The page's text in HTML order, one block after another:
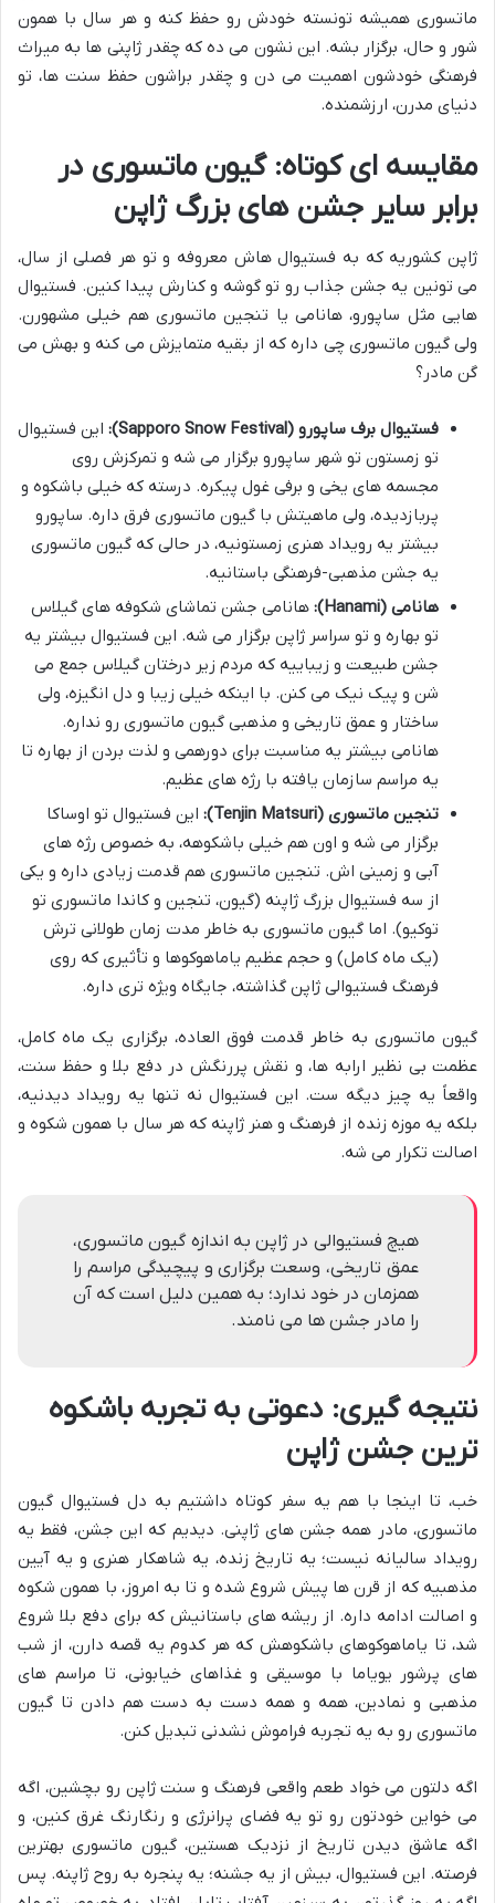
ماتسوری همیشه تونسته خودش رو حفظ کنه و هر سال با همون
شور و حال، برگزار بشه. این نشون می ده که چقدر ژاپنی ها به میراث
فرهنگی خودشون اهمیت می دن و چقدر براشون حفظ سنت ها، تو
دنیای مدرن، ارزشمنده.
مقایسه ای کوتاه: گیون ماتسوری در
برابر سایر جشن های بزرگ ژاپن
ژاپن کشوریه که به فستیوال هاش معروفه و تو هر فصلی از سال،
می تونین یه جشن جذاب رو تو گوشه و کنارش پیدا کنین. فستیوال
هایی مثل ساپورو، هانامی یا تنجین ماتسوری هم خیلی مشهورن.
ولی گیون ماتسوری چی داره که از بقیه متمایزش می کنه و بهش می
گن مادر؟
فستیوال برف ساپورو (Sapporo Snow Festival):
این فستیوال
تو زمستون تو شهر ساپورو برگزار می شه و تمرکزش روی
مجسمه های یخی و برفی غول پیکره. درسته که خیلی باشکوه و
پربازدیده، ولی ماهیتش با گیون ماتسوری فرق داره. ساپورو
بیشتر یه رویداد هنری زمستونیه، در حالی که گیون ماتسوری
یه جشن مذهبی-فرهنگی باستانیه.
هانامی (Hanami):
هانامی جشن تماشای شکوفه های گیلاس
تو بهاره و تو سراسر ژاپن برگزار می شه. این فستیوال بیشتر یه
جشن طبیعت و زیباییه که مردم زیر درختان گیلاس جمع می
شن و پیک نیک می کنن. با اینکه خیلی زیبا و دل انگیزه، ولی
ساختار و عمق تاریخی و مذهبی گیون ماتسوری رو نداره.
هانامی بیشتر یه مناسبت برای دورهمی و لذت بردن از بهاره تا
یه مراسم سازمان یافته با رژه های عظیم.
تنجین ماتسوری (Tenjin Matsuri):
این فستیوال تو اوساکا
برگزار می شه و اون هم خیلی باشکوهه، به خصوص رژه های
آبی و زمینی اش. تنجین ماتسوری هم قدمت زیادی داره و یکی
از سه فستیوال بزرگ ژاپنه (گیون، تنجین و کاندا ماتسوری تو
توکیو). اما گیون ماتسوری به خاطر مدت زمان طولانی ترش
(یک ماه کامل) و حجم عظیم یاماهوکوها و تأثیری که روی
فرهنگ فستیوالی ژاپن گذاشته، جایگاه ویژه تری داره.
گیون ماتسوری به خاطر قدمت فوق العاده، برگزاری یک ماه کامل،
عظمت بی نظیر ارابه ها، و نقش پررنگش در دفع بلا و حفظ سنت،
واقعاً یه چیز دیگه ست. این فستیوال نه تنها یه رویداد دیدنیه،
بلکه یه موزه زنده از فرهنگ و هنر ژاپنه که هر سال با همون شکوه و
اصالت تکرار می شه.
هیچ فستیوالی در ژاپن به اندازه گیون ماتسوری،
عمق تاریخی، وسعت برگزاری و پیچیدگی مراسم را
همزمان در خود ندارد؛ به همین دلیل است که آن
را مادر جشن ها می نامند.
نتیجه گیری: دعوتی به تجربه باشکوه
ترین جشن ژاپن
خب، تا اینجا با هم یه سفر کوتاه داشتیم به دل فستیوال گیون
ماتسوری، مادر همه جشن های ژاپنی. دیدیم که این جشن، فقط یه
رویداد سالیانه نیست؛ یه تاریخ زنده، یه شاهکار هنری و یه آیین
مذهبیه که از قرن ها پیش شروع شده و تا به امروز، با همون شکوه
و اصالت ادامه داره. از ریشه های باستانیش که برای دفع بلا شروع
شد، تا یاماهوکوهای باشکوهش که هر کدوم یه قصه دارن، از شب
های پرشور یویاما با موسیقی و غذاهای خیابونی، تا مراسم های
مذهبی و نمادین، همه و همه دست به دست هم دادن تا گیون
ماتسوری رو به یه تجربه فراموش نشدنی تبدیل کنن.
اگه دلتون می خواد طعم واقعی فرهنگ و سنت ژاپن رو بچشین، اگه
می خواین خودتون رو تو یه فضای پرانرژی و رنگارنگ غرق کنین، و
اگه عاشق دیدن تاریخ از نزدیک هستین، گیون ماتسوری بهترین
فرصته. این فستیوال، بیش از یه جشنه؛ یه پنجره به روح ژاپنه. پس